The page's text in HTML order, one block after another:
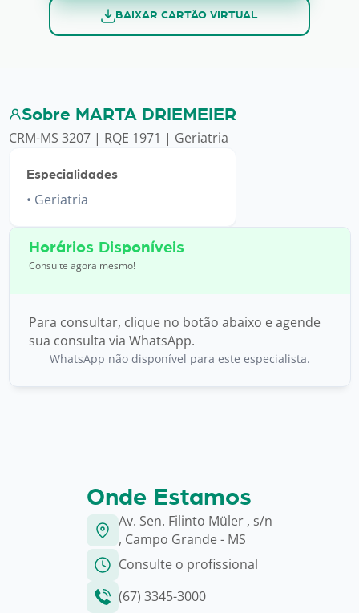
BAIXAR CARTÃO VIRTUAL
Sobre MARTA DRIEMEIER
CRM-MS 3207 | RQE 1971 | Geriatria
Especialidades
Geriatria
Horários Disponíveis
Consulte agora mesmo!
Para consultar, clique no botão abaixo e agende
sua consulta via WhatsApp.
WhatsApp não disponível para este especialista.
Onde Estamos
Av. Sen. Filinto Müler , s/n
, Campo Grande - MS
Consulte o profissional
(67) 3345-3000